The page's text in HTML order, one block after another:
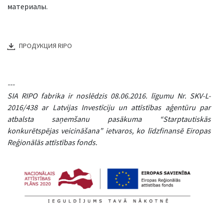
материалы.
ПРОДУКЦИЯ RIPO
---
SIA RIPO fabrika ir noslēdzis 08.06.2016. līgumu Nr. SKV-L-
2016/438 ar Latvijas Investīciju un attīstības aģentūru par
atbalsta saņemšanu pasākuma “Starptautiskās
konkurētspējas veicināšana” ietvaros, ko līdzfinansē Eiropas
Reģionālās attīstības fonds.